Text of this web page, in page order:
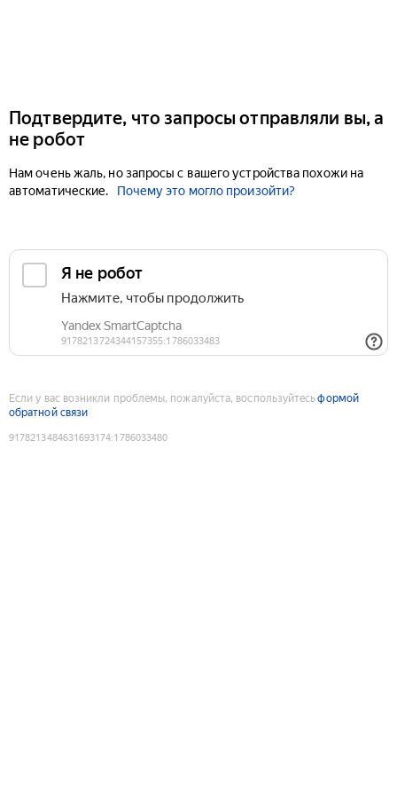
Подтвердите, что запросы отправляли вы, а
не робот
Нам очень жаль, но запросы с вашего устройства похожи на
автоматические.
Почему это могло произойти?
Если у вас возникли проблемы, пожалуйста, воспользуйтесьформой
обратной связи
9178213484631693174:1786033480